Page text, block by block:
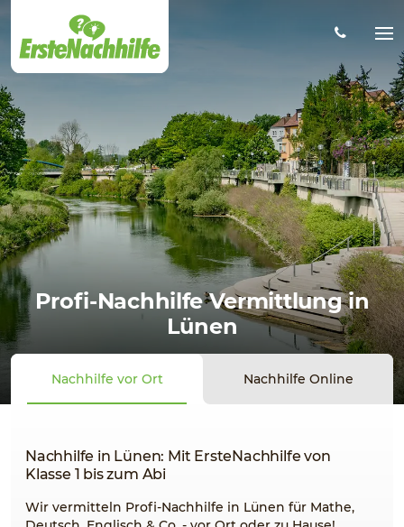
Hauptinhalt
Profi-Nachhilfe Vermittlung in
Lünen
Nachhilfe vor Ort Nachhilfe Online
Nachhilfe in Lünen: Mit ErsteNachhilfe von
Klasse 1 bis zum Abi
Wir vermitteln Profi-Nachhilfe in Lünen für Mathe,